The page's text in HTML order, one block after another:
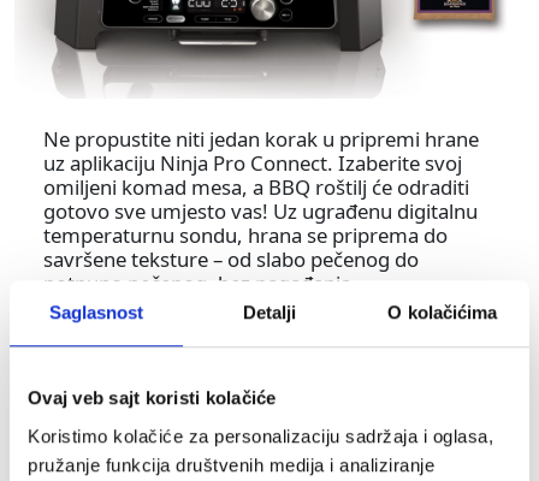
Saglasnost Detalji O kolačićima
Ovaj veb sajt koristi kolačiće
Koristimo kolačiće za personalizaciju sadržaja i oglasa,
pružanje funkcija društvenih medija i analiziranje
Ne propustite niti jedan korak u pripremi hrane
uz aplikaciju Ninja Pro Connect. Izaberite svoj
omiljeni komad mesa, a BBQ roštilj će odraditi
gotovo sve umjesto vas! Uz ugrađenu digitalnu
temperaturnu sondu, hrana se priprema do
savršene teksture – od slabo pečenog do
potpuno pečenog, bez nagađanja.
Daljinska kontrola
Podesite vrijeme i temperaturu kuhanja i dodajte
Jednim pogledom proverite koliko je vremena
preostalo do završetka kuhanja. Primajte
notifikacije na svom pametnom telefonu kada je